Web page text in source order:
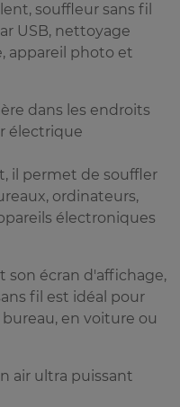
souffleur sans fil
USB, nettoyage
appareil photo et
dans les endroits
électrique
il permet de souffler
ordinateurs,
électroniques
son écran d'affichage,
fil est idéal pour
en voiture ou
air ultra puissant